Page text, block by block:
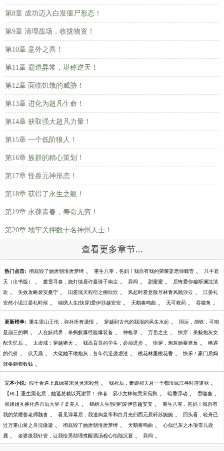
第8章 成功迈入白发僵尸形态！
第9章 清理战场，收拢物资！
第10章 意外之喜！
第11章 霸道异常，堪称逆天！
第12章 面临饥饿的威胁！
第13章 进化为超凡生命！
第14章 获取强大超凡力量！
第15章 一个低阶狼人！
第16章 族群的精心策划！
第17章 怪兽元神形态！
第18章 获得了永生之躯！
第19章 永葆青春，寿命无穷！
第20章 地牢关押数十名神州人士！
查看更多章节...
热门点击: 彻底毁了她唐朝淮唐梦绮 、 重生八零，爸妈！我自有我的荣耀姜老师魏杳 、 只手遮
天（出书版） 、 拨雪寻春，烧灯续昼许曼珠于南尘 、 异间 、 甜蜜蜜 、 后悔爱你穆斯澜沈清
欢 、 失效攻略裴安桑宁 、 旧爱泯灭程衍之柳欣欣 、 风起时爱意散尽林青风顾汐云 、 江晏礼
安然小说江晏礼时候 、 锦绣人生[快穿]爱伊莎越安安 、 天鹅奏鸣曲 、 无可救药 、 吞噬鱼 、
更新榜单: 重生梁山王伦，弥补所有遗恨 、 穿越到古代的我混的风生水起 、 国运，崩铁，可咱
是崩三的啊 、 人在妖武界，杀蚂蚁爆经验爆装备 、 神枪录 、 万岳之主 、 快穿：美貌炮灰女
配失忆后 、 太虚戒：穿越诸天 、 我高育良的学生，必须进步 、 快穿，炮灰她要造反 、 艳遇
的代价 、 伏天鼎 、 大佬她不做炮灰，各年代逆袭虐渣 、 桃花林里桃花香 、 快乐！豪门后妈
就要躺着数钱 、
完本小说: 假千金遇上真绿茶宋灵灵宋毅然 、 我死后，爹娘和夫君一个都没疯江寻时连道秋 、
【HL】重生黑化后，她逼总裁以死谢罪！ 作者：易小文林知意宋宛秋 、 暗香浮动 、 吞噬鱼 、
和姐姐互换化兽丹后大皇子柔美人 、 锦绣人生[快穿]爱伊莎越安安 、 重生八零，爸妈！我自有
我的荣耀姜老师魏杳 、 看见弹幕后，我送狗皇帝和白月光归西元辰轩苏婉婉 、 回头看，轻舟已
过万重山蒋之舟沈傲凝 、 彻底毁了她唐朝淮唐梦绮 、 天鹅奏鸣曲 、 心似已灰之木项雪儿鹿
鹿 、 老婆拔我针管，让我给男助理煮醒酒汤程心怡陆沉宴 、 异间 、